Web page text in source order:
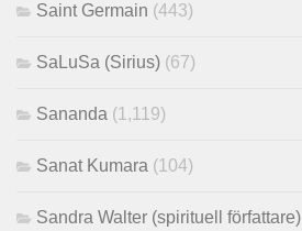
Saint Germain (443)
SaLuSa (Sirius) (67)
Sananda (1,119)
Sanat Kumara (104)
Sandra Walter (spirituell författare)